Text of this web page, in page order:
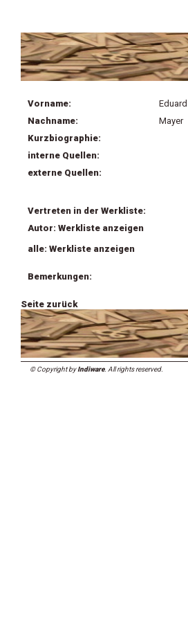
Vorname:
Eduard
Nachname:
Mayer
Kurzbiographie:
interne Quellen:
externe Quellen:
Vertreten in der Werkliste:
Autor: Werkliste anzeigen
alle: Werkliste anzeigen
Bemerkungen:
Seite zurück
© Copyright byIndiware. All rights reserved.